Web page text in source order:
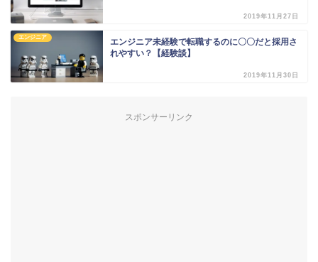
2019年11月27日
エンジニア
エンジニア未経験で転職するのに〇〇だと採用さ
れやすい？【経験談】
2019年11月30日
スポンサーリンク